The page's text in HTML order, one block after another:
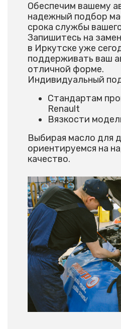
Обеспечим вашему
надежный подбор
срока службы
Запишитесь на
в Иркутске уже
поддерживать ваш
отличной форме.
Индивидуальный
Стандартам
Renault
Вязкости
Выбирая масло для
ориентируемся на
качество.